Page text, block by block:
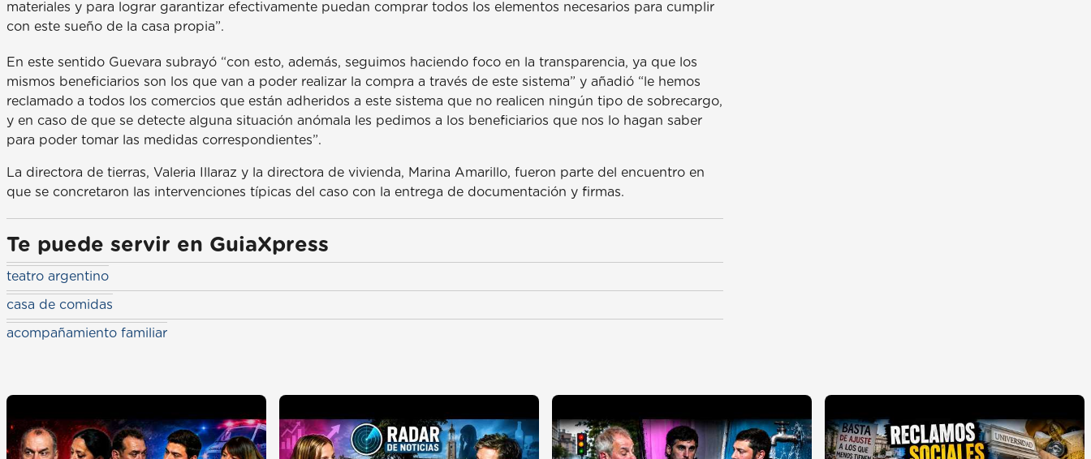
materiales y para lograr garantizar efectivamente puedan comprar todos los elementos necesarios para cumplir
con este sueño de la casa propia”.
En este sentido Guevara subrayó “con esto, además, seguimos haciendo foco en la transparencia, ya que los
mismos beneficiarios son los que van a poder realizar la compra a través de este sistema” y añadió “le hemos
reclamado a todos los comercios que están adheridos a este sistema que no realicen ningún tipo de sobrecargo,
y en caso de que se detecte alguna situación anómala les pedimos a los beneficiarios que nos lo hagan saber
para poder tomar las medidas correspondientes”.
La directora de tierras, Valeria Illaraz y la directora de vivienda, Marina Amarillo, fueron parte del encuentro en
que se concretaron las intervenciones típicas del caso con la entrega de documentación y firmas.
Te puede servir en GuiaXpress
teatro argentino
casa de comidas
acompañamiento familiar